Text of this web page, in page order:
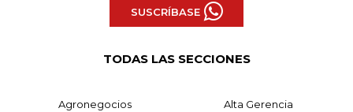
SUSCRÍBASE
TODAS LAS SECCIONES
Agronegocios Alta Gerencia